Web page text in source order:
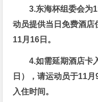
3.东海杯组委会为
动员提供当日免费酒店
11月16日 。
4.如需延期酒店卡
日），请运动员于11
入住时间。